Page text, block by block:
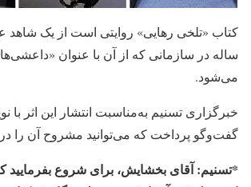
می‌شود.
خبرگزاری تسنیم به‌مناسبت انتشار این اثر با
گفت‌وگو پرداخت که می‌توانید مشروح آن را در
*تسنیم: آقای بخشایش، برای شروع بفرمایید